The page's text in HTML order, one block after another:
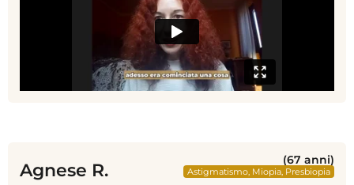
Agnese R. (67 anni)
Astigmatismo, Miopia, Presbiopia